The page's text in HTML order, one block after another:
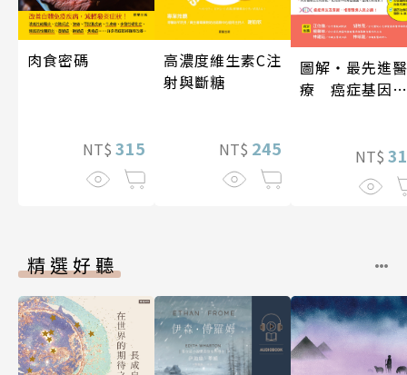
肉食密碼
NT$ 315
高濃度維生素C注
射與斷糖
NT$ 245
圖解‧最先進醫
療 癌症基因療
NT$
精選好聽